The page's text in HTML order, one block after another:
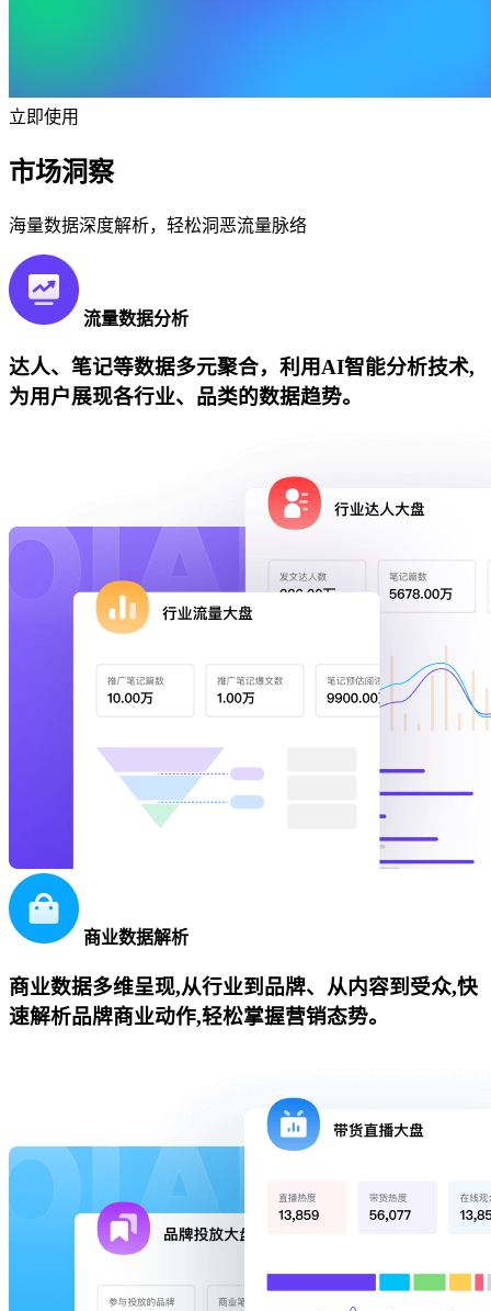
立即使用
市场洞察
海量数据深度解析，轻松洞恶流量脉络
流量数据分析
达人、笔记等数据多元聚合，利用AI智能分析技术,
为用户展现各行业、品类的数据趋势。
商业数据解析
商业数据多维呈现,从行业到品牌、从内容到受众,快
速解析品牌商业动作,轻松掌握营销态势。